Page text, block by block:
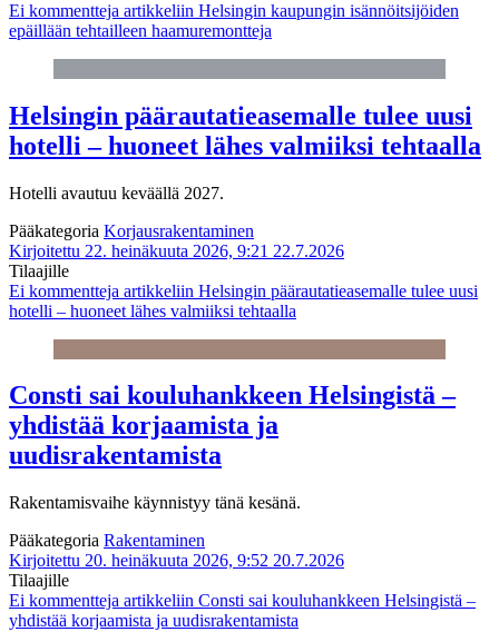
Ei kommentteja artikkeliin Helsingin kaupungin isännöitsijöiden
epäillään tehtailleen haamuremontteja
Helsingin päärautatieasemalle tulee uusi
hotelli – huoneet lähes valmiiksi tehtaalla
Hotelli avautuu keväällä 2027.
Pääkategoria Korjausrakentaminen
Kirjoitettu 22. heinäkuuta 2026, 9:21 22.7.2026
Tilaajille
Ei kommentteja artikkeliin Helsingin päärautatieasemalle tulee uusi
hotelli – huoneet lähes valmiiksi tehtaalla
Consti sai kouluhankkeen Helsingistä –
yhdistää korjaamista ja
uudisrakentamista
Rakentamisvaihe käynnistyy tänä kesänä.
Pääkategoria Rakentaminen
Kirjoitettu 20. heinäkuuta 2026, 9:52 20.7.2026
Tilaajille
Ei kommentteja artikkeliin Consti sai kouluhankkeen Helsingistä –
yhdistää korjaamista ja uudisrakentamista